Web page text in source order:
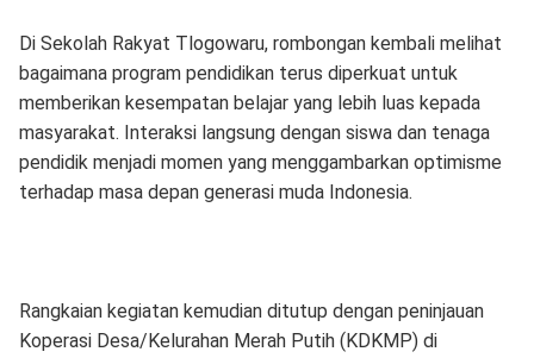
Di Sekolah Rakyat Tlogowaru, rombongan kembali melihat
bagaimana program pendidikan terus diperkuat untuk
memberikan kesempatan belajar yang lebih luas kepada
masyarakat. Interaksi langsung dengan siswa dan tenaga
pendidik menjadi momen yang menggambarkan optimisme
terhadap masa depan generasi muda Indonesia.
Rangkaian kegiatan kemudian ditutup dengan peninjauan
Koperasi Desa/Kelurahan Merah Putih (KDKMP) di